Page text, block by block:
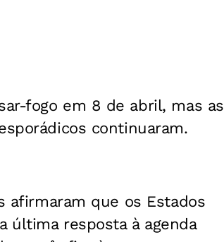
fogo em 8 de abril, mas as
continuaram.
afirmaram que os Estados
última resposta à agenda